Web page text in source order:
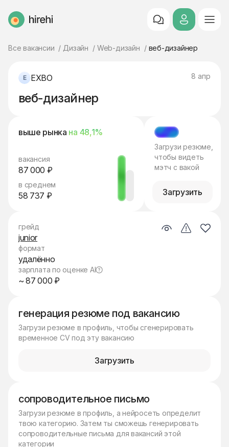
HireHi
Все вакансии Дизайн Web-дизайн веб-дизайнер
EXBO 8 апр
веб-дизайнер
выше рынка на 48,1%
вакансия
87 000 ₽
в среднем
58 737 ₽
МЭТЧ
Загрузи резюме,
чтобы видеть
мэтч с вакой
Загрузить
генерация резюме под вакансию
Загрузи резюме в профиль, чтобы сгенерировать
временное CV под эту вакансию
Загрузить
сопроводительное письмо
Загрузи резюме в профиль, а нейросеть определит
твою категорию. Затем ты сможешь генерировать
сопроводительные письма для вакансий этой
категории
грейд
junior
формат
удалённо
зарплата по оценке AI
~ 87 000 ₽